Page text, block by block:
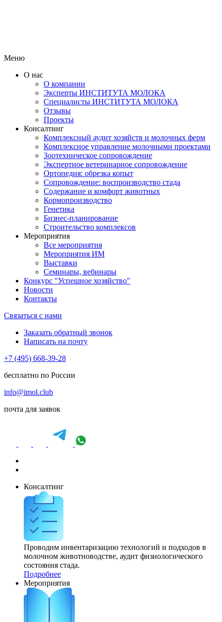
Меню
О нас
О компании
Эксперты ИНСТИТУТА МОЛОКА
Специалисты ИНСТИТУТА МОЛОКА
Отзывы
Проекты
Консалтинг
Комплексный аудит хозяйств и молочных ферм
Комплексное управление молочными проектами
Зоотехническое сопровождение
Экспертное ветеринарное сопровождение
Ортопедия: обрезка копыт
Сопровождение: воспроизводство стада
Содержание и комфорт животных
Кормопроизводство
Генетика
Бизнес-планирование
Строительство комплексов
Мероприятия
Все мероприятия
Мероприятия ИМ
Выставки
Семинары, вебинары
Конкурс "Успешное хозяйство"
Новости
Контакты
Связаться с нами
Заказать обратный звонок
Написать на почту
+7 (495) 668-39-28
бесплатно по России
info@imol.club
почта для заявок
Консалтинг
Проводим инвентаризацию технологий и подходов в
молочном животноводстве, аудит физиологического
состояния стада.
Подробнее
Мероприятия